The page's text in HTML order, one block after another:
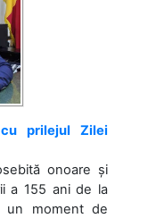
prilejul Zilei
onoare și
a 155 ani de la
un moment de